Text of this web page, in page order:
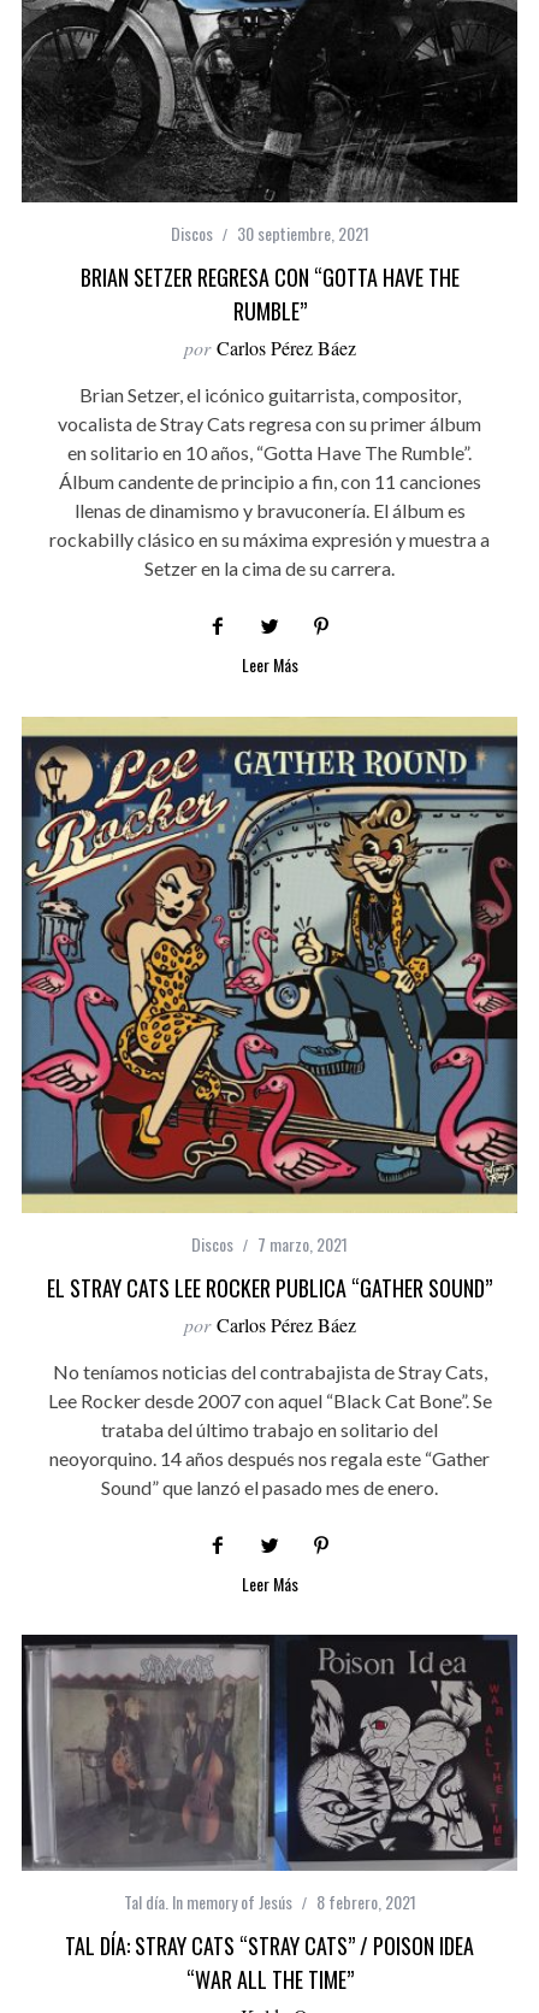
Discos 30 septiembre, 2021
BRIAN SETZER REGRESA CON “GOTTA HAVE THE
RUMBLE”
por Carlos Pérez Báez
Brian Setzer, el icónico guitarrista, compositor,
vocalista de Stray Cats regresa con su primer álbum
en solitario en 10 años, “Gotta Have The Rumble”.
Álbum candente de principio a fin, con 11 canciones
llenas de dinamismo y bravuconería. El álbum es
rockabilly clásico en su máxima expresión y muestra a
Setzer en la cima de su carrera.
Leer Más
Discos 7 marzo, 2021
EL STRAY CATS LEE ROCKER PUBLICA “GATHER SOUND”
por Carlos Pérez Báez
No teníamos noticias del contrabajista de Stray Cats,
Lee Rocker desde 2007 con aquel “Black Cat Bone”. Se
trataba del último trabajo en solitario del
neoyorquino. 14 años después nos regala este “Gather
Sound” que lanzó el pasado mes de enero.
Leer Más
Tal día. In memory of Jesús 8 febrero, 2021
TAL DÍA: STRAY CATS “STRAY CATS” / POISON IDEA
“WAR ALL THE TIME”